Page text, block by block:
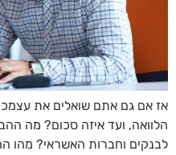
אז אם גם אתם שואלים את
הלוואה, ועד איזה סכום? מה
לבנקים וחברות האשראי? מהו